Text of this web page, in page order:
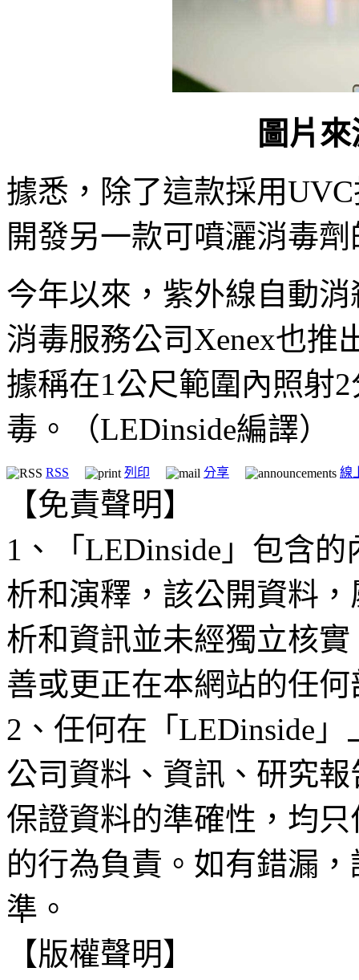
圖片
據悉，除了這款採用
開發另一款可噴灑消毒
今年以來，紫外線自動
消毒服務公司Xenex也推
據稱在1公尺範圍內照射
毒。（LEDinside編譯）
RSS 列印 分享 線
【免責聲明】
1、「LEDinside」包含
析和演釋，該公開資料
析和資訊並未經獨立核
善或更正在本網站的任
2、任何在「LEDinside
公司資料、資訊、研究
保證資料的準確性，均
的行為負責。如有錯漏
準。
【版權聲明】